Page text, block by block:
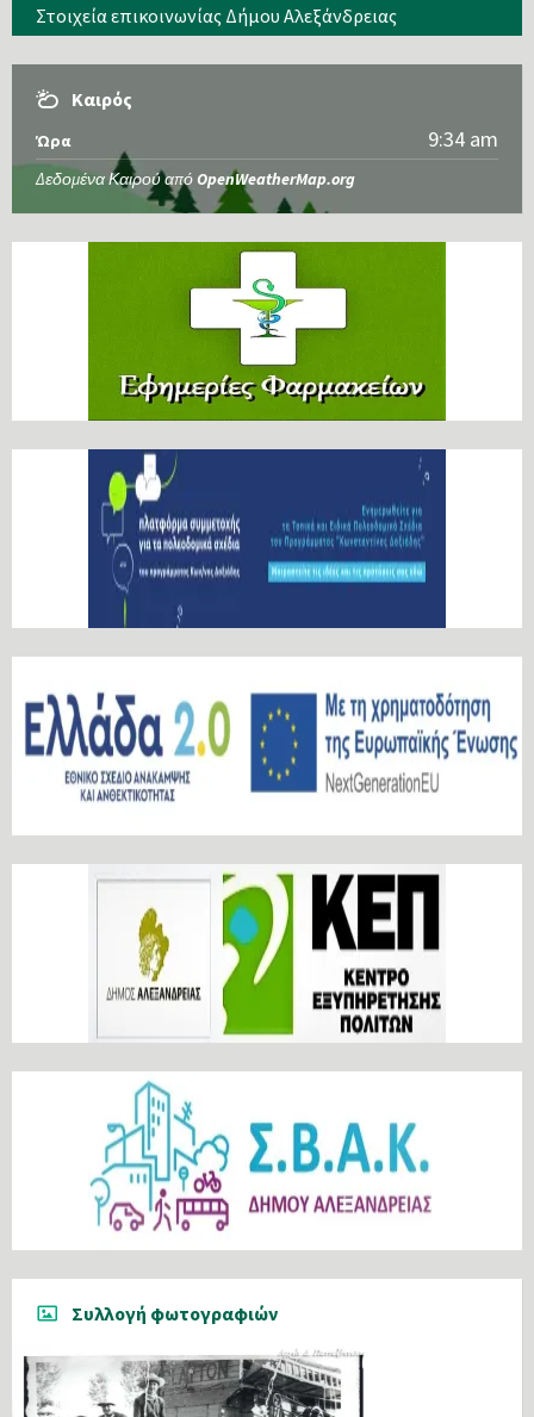
Στοιχεία επικοινωνίας Δήμου Αλεξάνδρειας
Καιρός
Ώρα 9:34 am
Δεδομένα Καιρού από OpenWeatherMap.org
Συλλογή φωτογραφιών